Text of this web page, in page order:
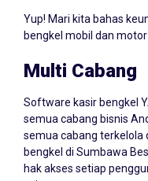
Yup! Mari kita bahas
bengkel mobil dan motor
Multi Cabang
Software kasir bengkel
semua cabang bisnis
semua cabang terkelola
bengkel di Sumbawa
hak akses setiap